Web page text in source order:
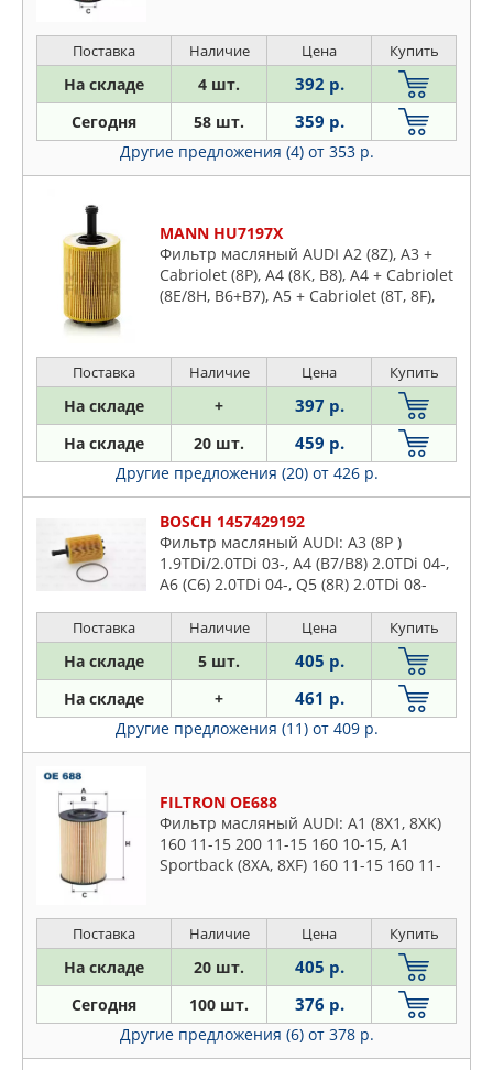
Поставка Наличие Цена Купить
На складе 4 шт. 392 р.
Сегодня 58 шт. 359 р.
Другие предложения (4) от 353 р.
MANN HU7197X
Фильтр масляный AUDI A2 (8Z), A3 +
Cabriolet (8P), A4 (8K, B8), A4 + Cabriolet
(8E/8H, B6+B7), A5 + Cabriolet (8T, 8F),
Поставка Наличие Цена Купить
На складе + 397 р.
На складе 20 шт. 459 р.
Другие предложения (20) от 426 р.
BOSCH 1457429192
Фильтр масляный AUDI: A3 (8P )
1.9TDi/2.0TDi 03-, A4 (B7/B8) 2.0TDi 04-,
A6 (C6) 2.0TDi 04-, Q5 (8R) 2.0TDi 08-
TIGUAN 2.0TDi 07-
Поставка Наличие Цена Купить
На складе 5 шт. 405 р.
На складе + 461 р.
Другие предложения (11) от 409 р.
FILTRON OE688
Фильтр масляный AUDI: A1 (8X1, 8XK)
160 11-15 200 11-15 160 10-15, A1
Sportback (8XA, 8XF) 160 11-15 160 11-
Поставка Наличие Цена Купить
На складе 20 шт. 405 р.
Сегодня 100 шт. 376 р.
Другие предложения (6) от 378 р.